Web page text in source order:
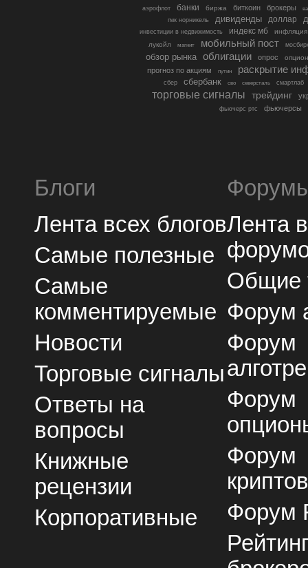
аэрофлот банки биржа биткоин брокеры
гмк норникель
дивиденды доллар
инвестиции в недвижимость индекс мб
инфляция
лукойл
магнит мобильный пост
обзор рынка облигации опрос
прогноз по акциям путин раскрытие
сбер сбербанк сво северсталь смартлаб
торговые сигналы трейдинг
фьючерс ртс фьючерсы
Блоги
Лента всех блогов
Самые полезные
Самые
комментируемые
Новости
Торговые сигналы
Ответы на
вопросы
Книжные
рецензии
Корпоративные
Лента
Общие
Форум
Форум
Форум
Форум
Форум